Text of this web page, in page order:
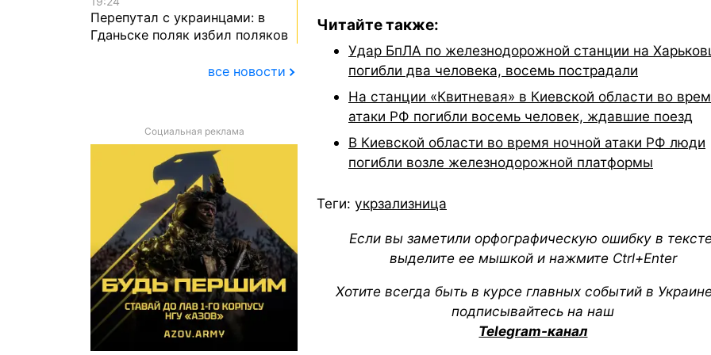
Читайте также:
Удар БпЛА по железнодорожной станции на
погибли два человека, восемь пострадали
На станции «Квитневая» в Киевской области во
атаки РФ погибли восемь человек, ждавшие поезд
В Киевской области во время ночной атаки РФ люди
погибли возле железнодорожной платформы
Теги: укрзализница
Если вы заметили орфографическую ошибку в
выделите ее мышкой и нажмите Ctrl+Enter
Хотите всегда быть в курсе главных событий в
подписывайтесь на наш
Telegram-канал
Перепутал с украинцами: в
Гданьске поляк избил поляков
все новости
Социальная реклама